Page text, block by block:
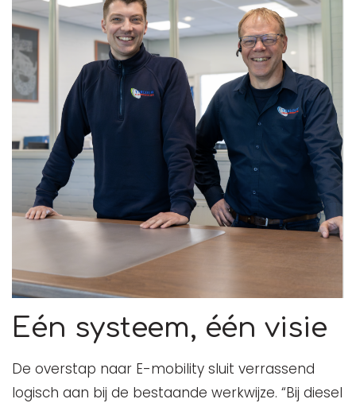
Eén systeem, één visie
De overstap naar E-mobility sluit verrassend
logisch aan bij de bestaande werkwijze. “Bij diesel